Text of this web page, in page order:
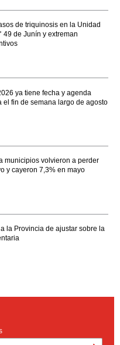
de triquinosis en la Unidad
49 de Junín y extreman
ya tiene fecha y agenda
el fin de semana largo de agosto
municipios volvieron a perder
y cayeron 7,3% en mayo
la Provincia de ajustar sobre la